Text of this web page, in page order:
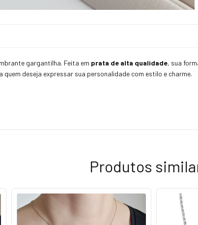
gargantilha. Feita em prata de alta qualidade, sua
deseja expressar sua personalidade com estilo e charme.
Produtos